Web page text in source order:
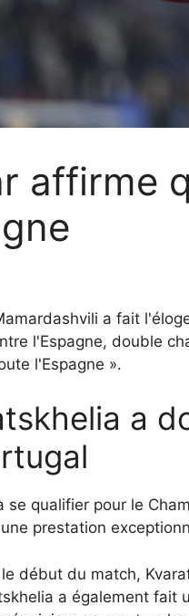
affirme
a fait
l'Espagne, double
l'Espagne ».
a
se qualifier pour le
prestation
début du match,
a également